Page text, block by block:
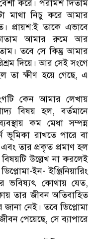
করে। পরামর্শ দিতাম
মাথা নিচু করে আমার
প্রায়শ:ই তাকে এভাবে
আমার রুমে আর
তবে সে কিন্তু আমার
দিয়ে। আর সেই সংগে
তা ক্ষীণ হয়ে গেছে, এ
কেন আমার লেখায়
বিষয় হল, বর্তমানে
কম মেধা সম্পন্ন
ভূমিকা রাখতে পারে বা
এবং তার প্রকৃত প্রমাণ হল
উল্লেখ না করলেই
ইন- ইঞ্জিনিয়ারিং
ভবিষ্যৎ কোথায় যেত,
তার জীবন অতিবাহিত
নেই। তবে ডিপ্লোমা
পেয়েছে, সে ব্যাপারে